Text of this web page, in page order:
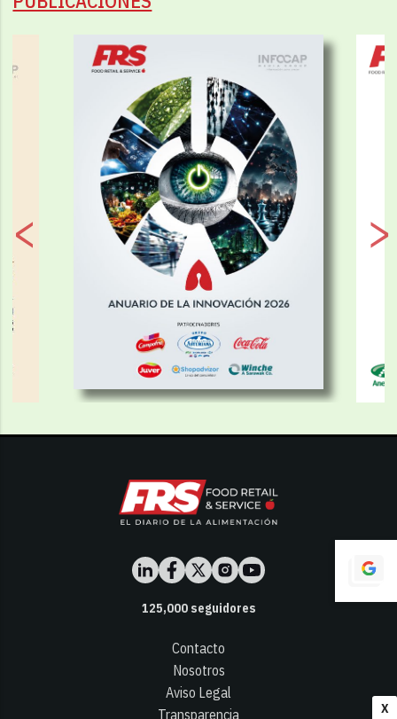
X
125,000seguidores
Contacto
Nosotros
Aviso Legal
Transparencia